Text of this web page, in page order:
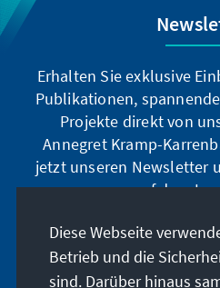
Erhalten Sie exklusive
Publikationen,
Projekte direkt von
Annegret Kramp-
jetzt unseren Newsletter
auf dem
Jetzt
Diese Webseite
Betrieb und die
sind. Darüber hinaus